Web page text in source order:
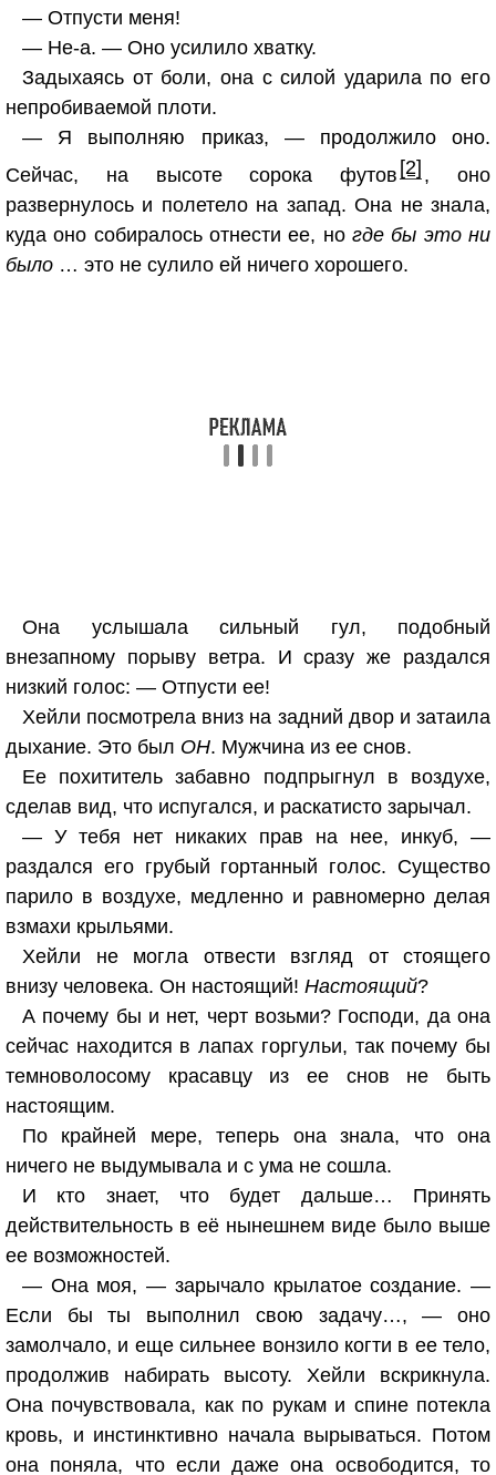
— Отпусти меня!
— Не-а. — Оно усилило хватку.
Задыхаясь от боли, она с силой ударила по его
непробиваемой плоти.
— Я выполняю приказ, — продолжило оно.
Сейчас, на высоте сорока футов [2] , оно
развернулось и полетело на запад. Она не знала,
куда оно собиралось отнести ее, но где бы это ни
было … это не сулило ей ничего хорошего.
Она услышала сильный гул, подобный
внезапному порыву ветра. И сразу же раздался
низкий голос: — Отпусти ее!
Хейли посмотрела вниз на задний двор и затаила
дыхание. Это был ОН. Мужчина из ее снов.
Ее похититель забавно подпрыгнул в воздухе,
сделав вид, что испугался, и раскатисто зарычал.
— У тебя нет никаких прав на нее, инкуб, —
раздался его грубый гортанный голос. Существо
парило в воздухе, медленно и равномерно делая
взмахи крыльями.
Хейли не могла отвести взгляд от стоящего
внизу человека. Он настоящий! Настоящий?
А почему бы и нет, черт возьми? Господи, да она
сейчас находится в лапах горгульи, так почему бы
темноволосому красавцу из ее снов не быть
настоящим.
По крайней мере, теперь она знала, что она
ничего не выдумывала и с ума не сошла.
И кто знает, что будет дальше… Принять
действительность в её нынешнем виде было выше
ее возможностей.
— Она моя, — зарычало крылатое создание. —
Если бы ты выполнил свою задачу…, — оно
замолчало, и еще сильнее вонзило когти в ее тело,
продолжив набирать высоту. Хейли вскрикнула.
Она почувствовала, как по рукам и спине потекла
кровь, и инстинктивно начала вырываться. Потом
она поняла, что если даже она освободится, то